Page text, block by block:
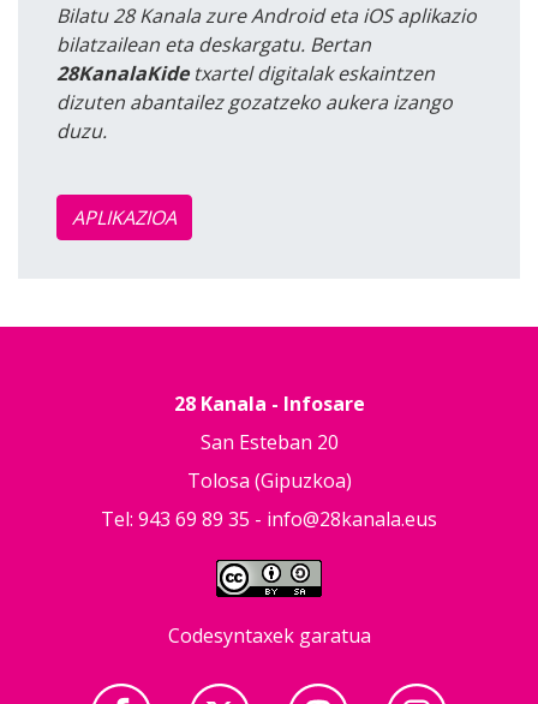
Bilatu 28 Kanala zure Android eta iOS aplikazio
bilatzailean eta deskargatu. Bertan
28KanalaKidetxartel digitalak eskaintzen
dizuten abantailez gozatzeko aukera izango
duzu.
APLIKAZIOA
28 Kanala - Infosare
San Esteban 20
Tolosa (Gipuzkoa)
Tel: 943 69 89 35 - info@28kanala.eus
Codesyntaxek garatua